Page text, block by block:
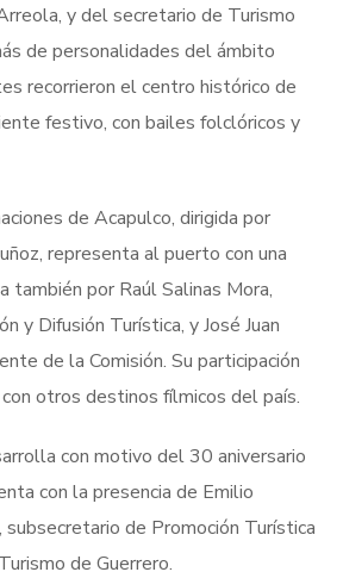
y del secretario de Turismo
de personalidades del ámbito
recorrieron el centro histórico de
festivo, con bailes folclóricos y
de Acapulco, dirigida por
representa al puerto con una
también por Raúl Salinas Mora,
y Difusión Turística, y José Juan
de la Comisión. Su participación
otros destinos fílmicos del país.
con motivo del 30 aniversario
con la presencia de Emilio
subsecretario de Promoción Turística
de Guerrero.